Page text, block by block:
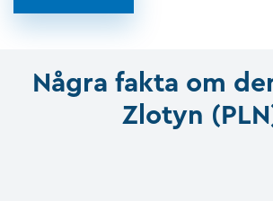
Några fakta om
Zlotyn